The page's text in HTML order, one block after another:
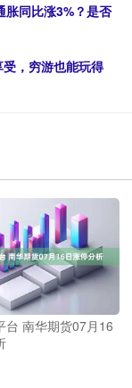
胀同比涨3%？是否
，穷游也能玩得
台 南华期货07月16